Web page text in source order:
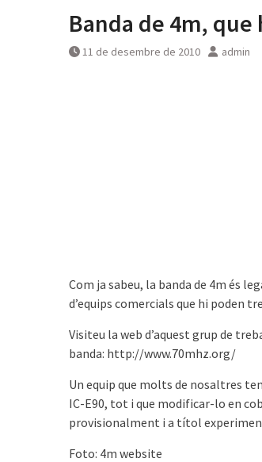
Banda de 4m, que
11 de desembre de 2010 admin
Com ja sabeu, la banda de 4m és
d’equips comercials que hi poden
Visiteu la web d’aquest grup de
banda: http://www.70mhz.org/
Un equip que molts de nosaltres
IC-E90, tot i que modificar-lo en
provisionalment i a títol
Foto: 4m website